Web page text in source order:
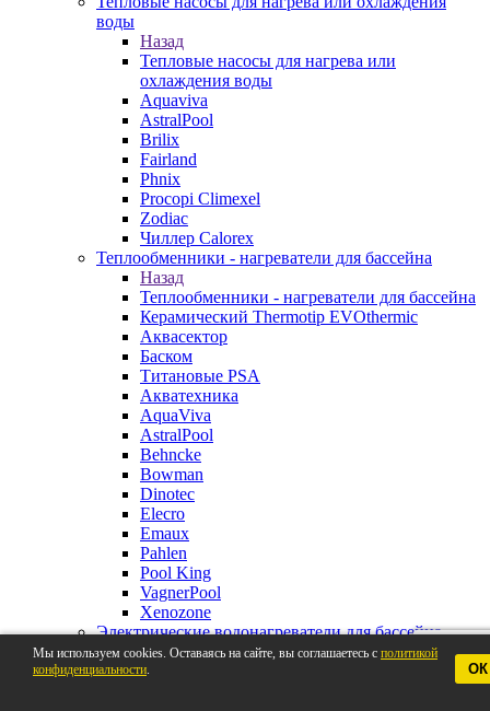
воды
Назад
Тепловые насосы для нагрева или
охлаждения воды
Aquaviva
AstralPool
Brilix
Fairland
Phnix
Procopi Climexel
Zodiac
Чиллер Calorex
Теплообменники - нагреватели для бассейна
Назад
Теплообменники - нагреватели для бассейна
Керамический Thermotip EVOthermic
Аквасектор
Баском
Титановые PSA
Акватехника
AquaViva
AstralPool
Behncke
Bowman
Dinotec
Elecro
Emaux
Pahlen
Pool King
VagnerPool
Xenozone
Электрические водонагреватели для бассейна
Назад
Электрические водонагреватели для
Мы используем cookies. Оставаясь на сайте, вы соглашаетесь с политикой
конфиденциальности. ОК